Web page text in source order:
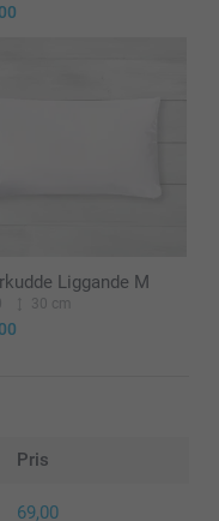
Liggande M
30 cm
Pris
69,00